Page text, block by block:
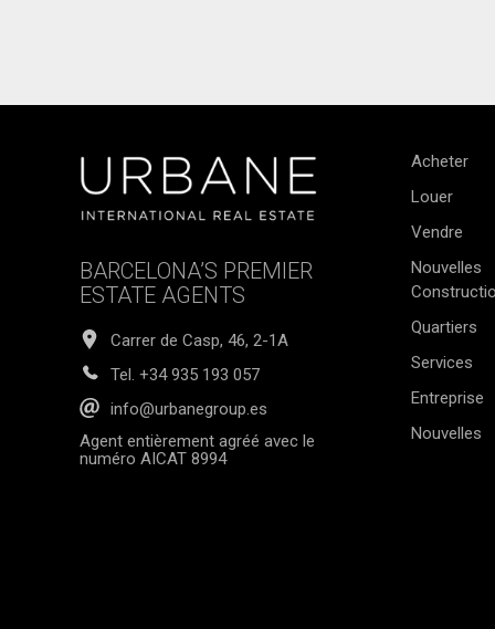
BARCELONA’S PREMIER
ESTATE AGENTS
Carrer de Casp, 46, 2-1A
Tel. +34 935 193 057
info@urbanegroup.es
Agent entièrement agréé avec le
numéro AICAT 8994
Acheter
Louer
Vendre
Nouvelles
Quartiers
Services
Entreprise
Nouvelles